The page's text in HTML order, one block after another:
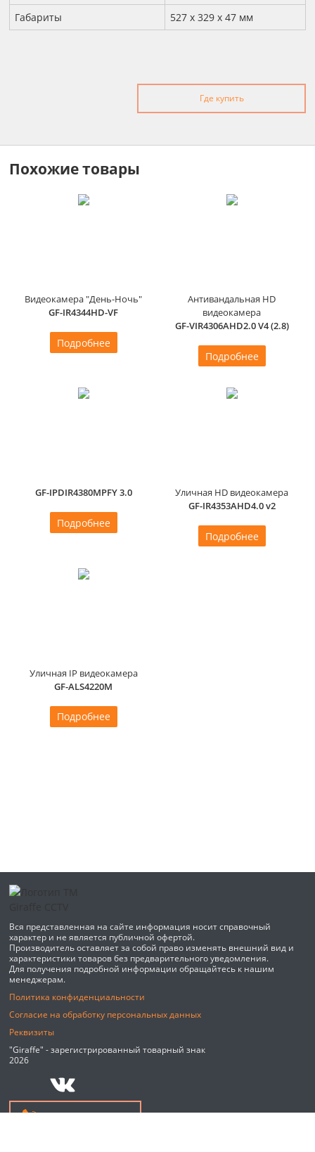
Габариты 527 x 329 x 47 мм
Где купить
Похожие товары
Видеокамера "День-Ночь"
GF-IR4344HD-VF
Подробнее
Антивандальная HD
видеокамера
GF-VIR4306AHD2.0 V4 (2.8)
Подробнее
GF-IPDIR4380MPFY 3.0
Подробнее
Уличная HD видеокамера
GF-IR4353AHD4.0 v2
Подробнее
Уличная IP видеокамера
GF-ALS4220M
Подробнее
Вся представленная на сайте информация носит справочный
характер и не является публичной офертой.
Производитель оставляет за собой право изменять внешний вид и
характеристики товаров без предварительного уведомления.
Для получения подробной информации обращайтесь к нашим
менеджерам.
Политика конфиденциальности
Согласие на обработку персональных данных
Реквизиты
"Giraffe" - зарегистрированный товарный знак
2026